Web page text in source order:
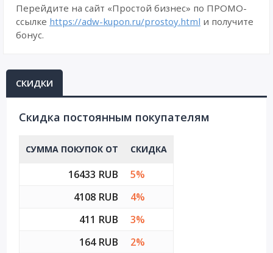
Перейдите на сайт «Простой бизнес» по ПРОМО-
ссылке https://adw-kupon.ru/prostoy.html и получите
бонус.
СКИДКИ
Cкидка постоянным покупателям
СУММА ПОКУПОК ОТ СКИДКА
16433 RUB
5%
4108 RUB
4%
411 RUB
3%
164 RUB
2%